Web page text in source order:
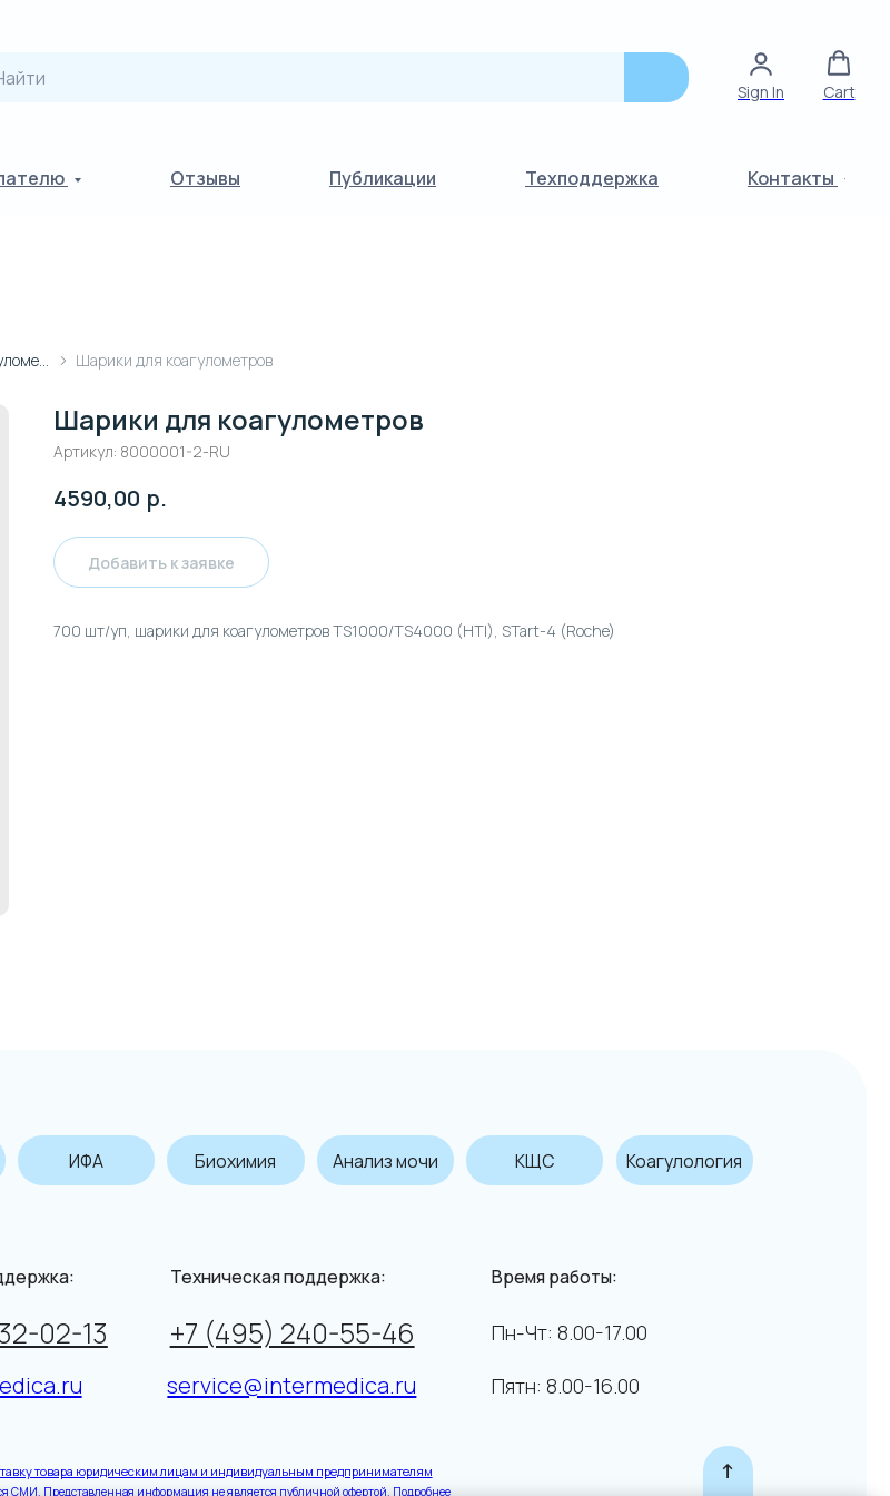
Sign In Cart
Отзывы Публикации Техподдержка Контакты
Расходные материалы для коагулометров Шарики для коагулометров
Шарики для коагулометров
Артикул: 8000001-2-RU
4590,00 р.
Добавить к заявке
700 шт/уп, шарики для коагулометров TS1000/TS4000 (HTI), STart-4 (Roche)
+7 (495) 240-55-46 Пн-Чт: 8.00-17.00
Техническая поддержка: Время работы:
информация не является публичной офертой.Подробнее